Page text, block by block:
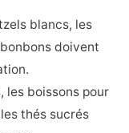
blancs, les
doivent
les boissons pour
thés sucrés